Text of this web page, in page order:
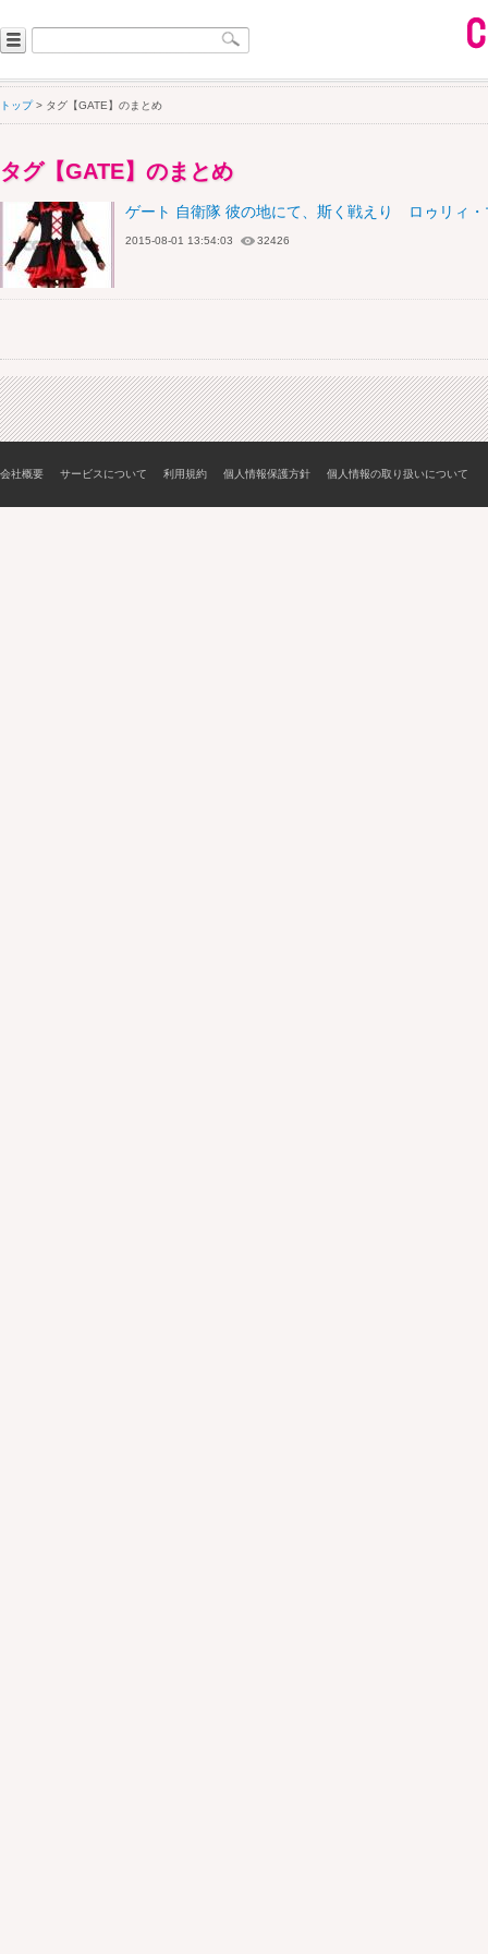
トップ> タグ【GATE】のまとめ
タグ【GATE】のまとめ
ゲート 自衛隊 彼の地にて、斯く戦えり ロゥリィ
2015-08-01 13:54:03 32426
会社概要 サービスについて 利用規約 個人情報保護方針 個人情報の取り扱いについて